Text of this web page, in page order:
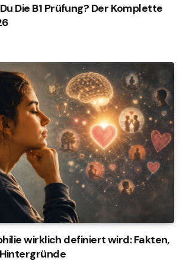
Die B1 Prüfung? Der Komplette
wirklich definiert wird: Fakten,